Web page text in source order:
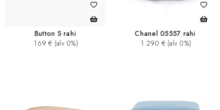
Button S rahi
169 € (alv 0%)
Chanel 05557 rahi
1 290 € (alv 0%)